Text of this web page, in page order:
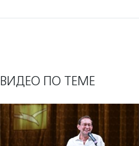
ВИДЕО ПО ТЕМЕ